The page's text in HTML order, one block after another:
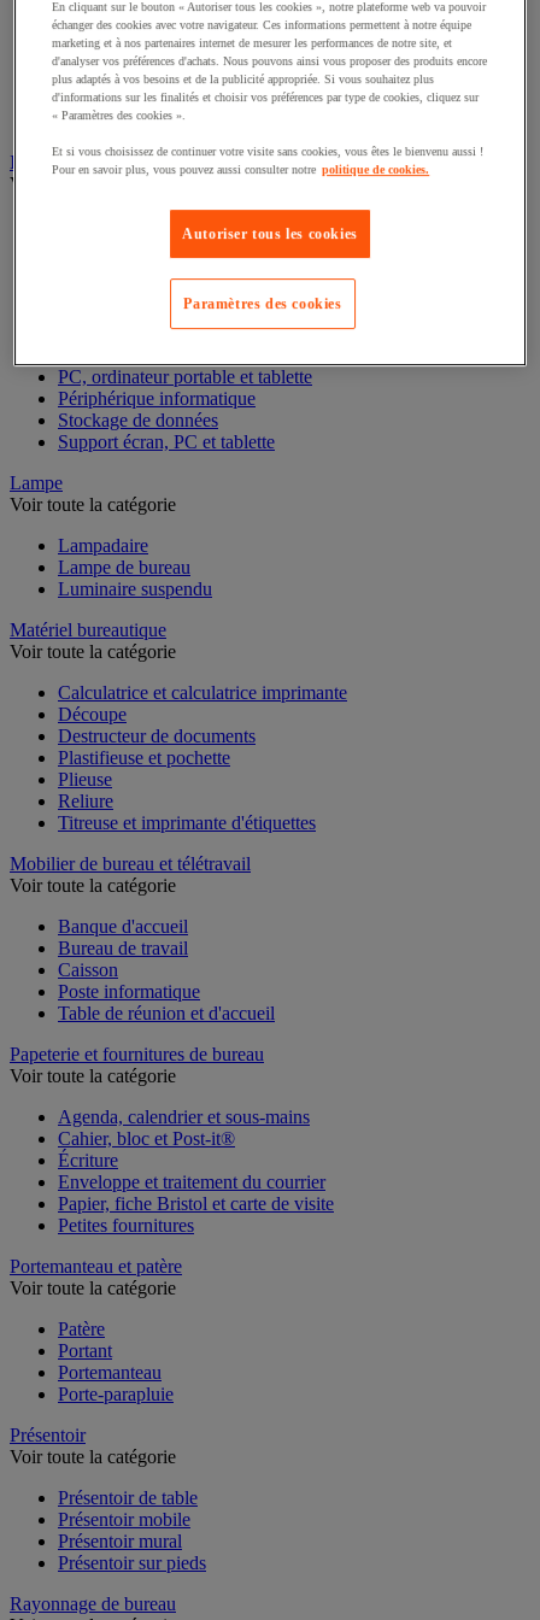
Boîte à monnaie
Compteuse-trieuse et détecteur de faux billets
Monnaie et compteuse-trieuse
Scanner de code-barre et accessoires
Terminal de paiement
Informatique et multimédia
Voir toute la catégorie
Accessoires PC, ordinateur portable et tablette
Bagagerie informatique
Imprimante, imprimante 3D et scanner
Matériel et câblage réseau
PC, ordinateur portable et tablette
Périphérique informatique
Stockage de données
Support écran, PC et tablette
Lampe
Voir toute la catégorie
Lampadaire
Lampe de bureau
Luminaire suspendu
Matériel bureautique
Voir toute la catégorie
Calculatrice et calculatrice imprimante
Découpe
Destructeur de documents
Plastifieuse et pochette
Plieuse
Reliure
Titreuse et imprimante d'étiquettes
Mobilier de bureau et télétravail
Voir toute la catégorie
Banque d'accueil
Bureau de travail
Caisson
Poste informatique
Table de réunion et d'accueil
Papeterie et fournitures de bureau
Voir toute la catégorie
Agenda, calendrier et sous-mains
Cahier, bloc et Post-it®
Écriture
Enveloppe et traitement du courrier
Papier, fiche Bristol et carte de visite
Petites fournitures
Portemanteau et patère
Voir toute la catégorie
Patère
Portant
Portemanteau
Porte-parapluie
Présentoir
Voir toute la catégorie
Présentoir de table
Présentoir mobile
Présentoir mural
Présentoir sur pieds
Rayonnage de bureau
En cliquant sur le bouton « Autoriser tous les cookies », notre plateforme web va pouvoir
échanger des cookies avec votre navigateur. Ces informations permettent à notre équipe
marketing et à nos partenaires internet de mesurer les performances de notre site, et
d'analyser vos préférences d'achats. Nous pouvons ainsi vous proposer des produits encore
plus adaptés à vos besoins et de la publicité appropriée. Si vous souhaitez plus
d'informations sur les finalités et choisir vos préférences par type de cookies, cliquez sur
« Paramètres des cookies ».
Et si vous choisissez de continuer votre visite sans cookies, vous êtes le bienvenu aussi !
Pour en savoir plus, vous pouvez aussi consulter notre politique de cookies.
Autoriser tous les cookies
Paramètres des cookies